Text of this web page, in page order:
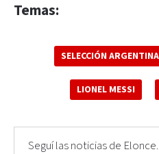
Temas:
SELECCIÓN ARGENTINA
LIONEL MESSI
Seguí las noticias de